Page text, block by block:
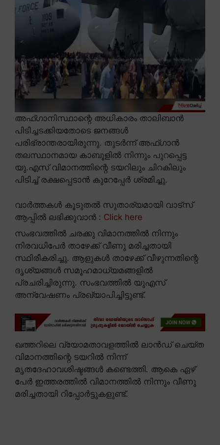
അഫ്ഗാനിസ്ഥാന്റെ അധികാരം താലിബാൻ
പിടിച്ചടക്കിയതോടെ ജനങ്ങൾ
പരിഭ്രാന്തരായിരുന്നു. തുടർന്ന് അഫ്ഗാൻ
തലസ്ഥാനമായ കാബൂളിൽ നിന്നും പുറപ്പെട്ട
യു.എസ് വിമാനത്തിന്റെ ടയറിലും ചിറകിലും
പിടിച്ച് രക്ഷപ്പെടാൻ കുറേപ്പേർ ശ്രമിച്ചു.
വാർത്തകൾ കൂടുതൽ സുതാര്യമായി വാട്സ്
ആപ്പിൽ ലഭിക്കുവാൻ : Click here
സംഭവത്തിൽ ചരക്കു വിമാനത്തിൽ നിന്നും
നിരവധിപേർ താഴേക്ക് വീണു മരിച്ചതായി
സ്ഥിരീകരിച്ചു. ആളുകൾ താഴേക്ക് വീഴുന്നതിന്റെ
ദൃശ്യങ്ങൾ സമൂഹമാധ്യമങ്ങളിൽ
പ്രചരിച്ചിരുന്നു. സംഭവത്തിൽ യുഎസ്
അന്വേഷണം പ്രഖ്യാപിച്ചിട്ടുണ്ട്.
ഖത്തറിലെ വ്യോമതാവളത്തിൽ ലാൻഡ് ചെയ്ത
വിമാനത്തിന്റെ ടയറിൽ നിന്ന്
മൃതദേഹാവശിഷ്ടങ്ങൾ കണ്ടെത്തി. ആകെ ഏഴ്
പേർ ഇത്തരത്തിൽ വിമാനത്തിൽ നിന്നും വീണു
മരിച്ചതായി റിപ്പോർട്ടുകളുണ്ട്.